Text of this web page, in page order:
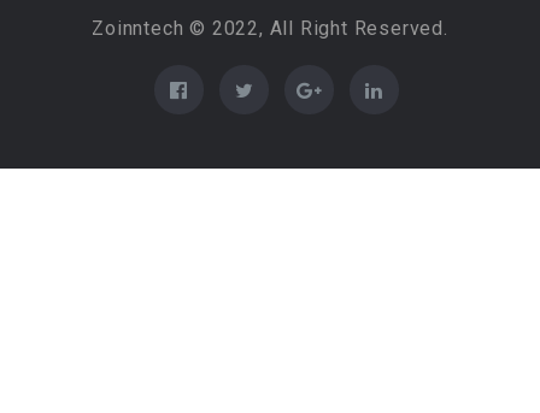
Zoinntech © 2022, All Right Reserved.